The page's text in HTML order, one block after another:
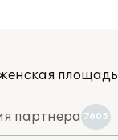
площадь
партнера 7605